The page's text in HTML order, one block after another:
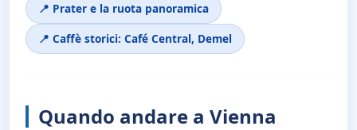
📍 Prater e la ruota panoramica
📍 Caffè storici: Café Central, Demel
Quando andare a Vienna